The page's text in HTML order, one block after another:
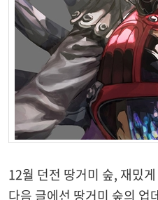
12월 던전 땅거미 숲, 재밌
다음 글에선 땅거미 숲의 업